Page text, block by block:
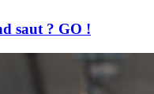
saut ? GO !